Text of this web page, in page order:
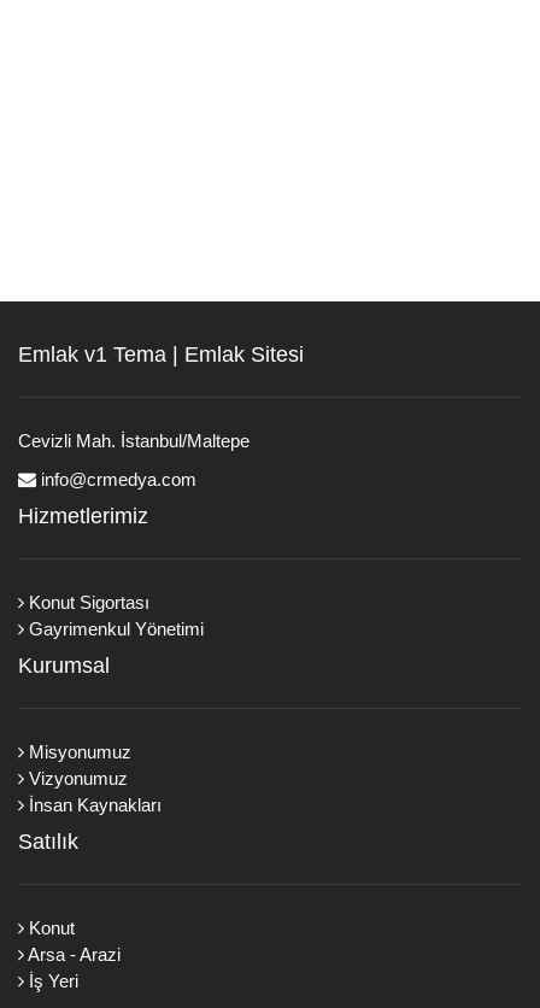
Emlak v1 Tema | Emlak Sitesi
Cevizli Mah. İstanbul/Maltepe
info@crmedya.com
Hizmetlerimiz
Konut Sigortası
Gayrimenkul Yönetimi
Kurumsal
Misyonumuz
Vizyonumuz
İnsan Kaynakları
Satılık
Konut
Arsa - Arazi
İş Yeri